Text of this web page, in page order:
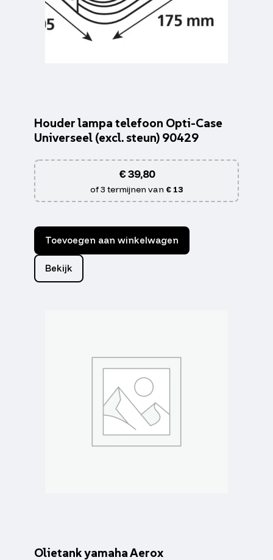
Houder lampa telefoon Opti-Case
Universeel (excl. steun) 90429
€39,80
of 3 termijnen van € 13
Toevoegen aan winkelwagen
Bekijk
Olietank yamaha Aerox